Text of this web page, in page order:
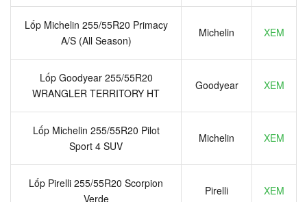
Lốp Michelin 255/55R20 Primacy
A/S (All Season)
Michelin XEM
Lốp Goodyear 255/55R20
WRANGLER TERRITORY HT
Goodyear XEM
Lốp Michelin 255/55R20 Pilot
Sport 4 SUV
Michelin XEM
Lốp Pirelli 255/55R20 Scorpion
Verde
Pirelli XEM